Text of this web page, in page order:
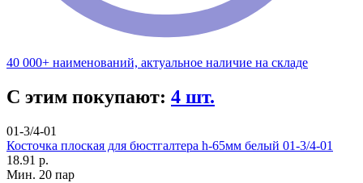
40 000+ наименований, актуальное наличие на складе
С этим покупают: 4 шт.
01-3/4-01
Косточка плоская для бюстгалтера h-65мм белый 01-3/4-01
18.91 р.
Мин. 20 пар